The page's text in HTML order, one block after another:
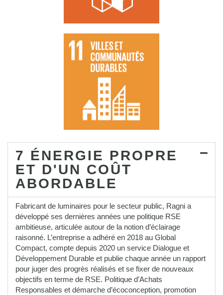
7 ÉNERGIE PROPRE
ET D'UN COÛT
ABORDABLE
Fabricant de luminaires pour le secteur public, Ragni a
développé ses dernières années une politique RSE
ambitieuse, articulée autour de la notion d’éclairage
raisonné. L’entreprise a adhéré en 2018 au Global
Compact, compte depuis 2020 un service Dialogue et
Développement Durable et publie chaque année un rapport
pour juger des progrès réalisés et se fixer de nouveaux
objectifs en terme de RSE. Politique d’Achats
Responsables et démarche d’écoconception, promotion